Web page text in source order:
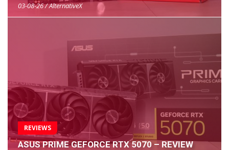
03-08-26 / AlternativeX
REVIEWS
ASUS PRIME GEFORCE RTX 5070 – REVIEW